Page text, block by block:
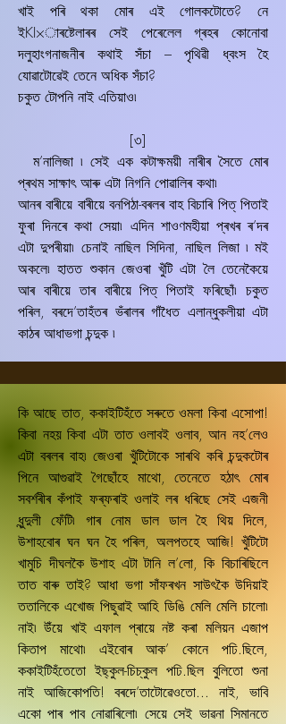
খাই পৰি থকা মোৰ এই গোলকটোতে? নে
ইKI×াৰষ্টেলাৰৰ সেই পেৰেলেল গ্ৰহৰ কোনোবা
দলুহাংগনাজনীৰ কথাই সঁচা – পৃথিৱী ধ্বংস হৈ
যোৱাটোৱেই তেনে অধিক সঁচা?
চকুত টোপনি নাই এতিয়াও৷
[৩]
ম’নালিজা ৷ সেই এক কটাক্ষময়ী নাৰীৰ সৈতে মোৰ
প্ৰথম সাক্ষাৎ আৰু এটা নিগনি পোৱালিৰ কথা৷
আনৰ বাৰীয়ে বাৰীয়ে বনপিঠা-বৰলৰ বাহ বিচাৰি পিত্‌ পিতাই
ফুৰা দিনৰে কথা সেয়া৷ এদিন শাওণমহীয়া প্ৰখৰ ৰ’দৰ
এটা দুপৰীয়া৷ চেনাই নাছিল সিদিনা, নাছিল লিজা ৷ মই
অকলে৷ হাতত শুকান জেওৰা খুঁটি এটা লৈ তেনেকৈয়ে
আৰ বাৰীয়ে তাৰ বাৰীয়ে পিত্‌ পিতাই ফৰিছোঁ৷ চকুত
পৰিল, বৰদে’তাহঁতৰ ভঁৰালৰ গাঁধৈত এলান্ধুকলীয়া এটা
কাঠৰ আধাভগা চন্দুক ৷
কি আছে তাত, ককাইটিহঁতে সৰুতে ওমলা কিবা এসোপা!
কিবা নহয় কিবা এটা তাত ওলাবই ওলাব, আন নহ’লেও
এটা বৰলৰ বাহ৷ জেওৰা খুঁটিটোকে সাৰথি কৰি চন্দুকটোৰ
পিনে আগুৱাই গৈছোঁহে মাথো, তেনেতে হঠাৎ মোৰ
সবৰ্শৰীৰ কঁপাই ফৰ্‌ফৰাই ওলাই লৰ ধৰিছে সেই এজনী
ধুন্দুলী ফেঁটি৷ গাৰ নোম ডাল ডাল হৈ থিয় দিলে,
উশাহবোৰ ঘন ঘন হৈ পৰিল, অলপতহে আজি! খুঁটিটো
খামুচি দীঘলকৈ উশাহ এটা টানি ল’লো, কি বিচাৰিছিলে
তাত বাৰু তাই? আধা ভগা সাঁফৰখন সাউৎকৈ উদিয়াই
ততালিকে এখোজ পিছুৱাই আহি ডিঙি মেলি মেলি চালো৷
নাই৷ উঁয়ে খাই এফাল প্ৰায়ে নষ্ট কৰা মলিয়ন এজাপ
কিতাপ মাথো৷ এইবোৰ আক’ কোনে পঢি.ছিলে,
ককাইটিহঁতেতো ইছ্‌কুল-চিচ্‌কুল পঢি.ছিল বুলিতো শুনা
নাই আজিকোপতি! বৰদে’তাটোৱেওতো... নাই, ভাবি
একো পাৰ পাব নোৱাৰিলো৷ সেয়ে সেই ভাৱনা সিমানতে